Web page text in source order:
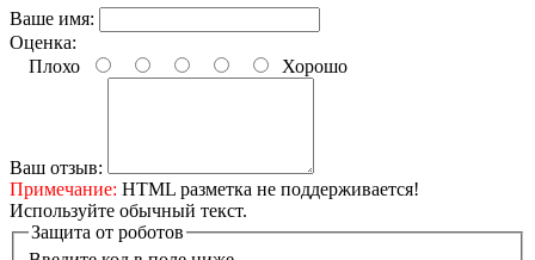
Ваше имя:
Оценка:
Плохо
Хорошо
Ваш отзыв:
Примечание: HTML разметка не поддерживается!
Используйте обычный текст.
Защита от роботов